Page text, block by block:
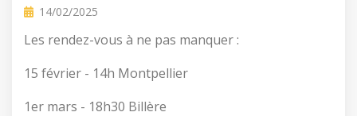
14/02/2025
Les rendez-vous à ne pas manquer :
15 février - 14h Montpellier
1er mars - 18h30 Billère